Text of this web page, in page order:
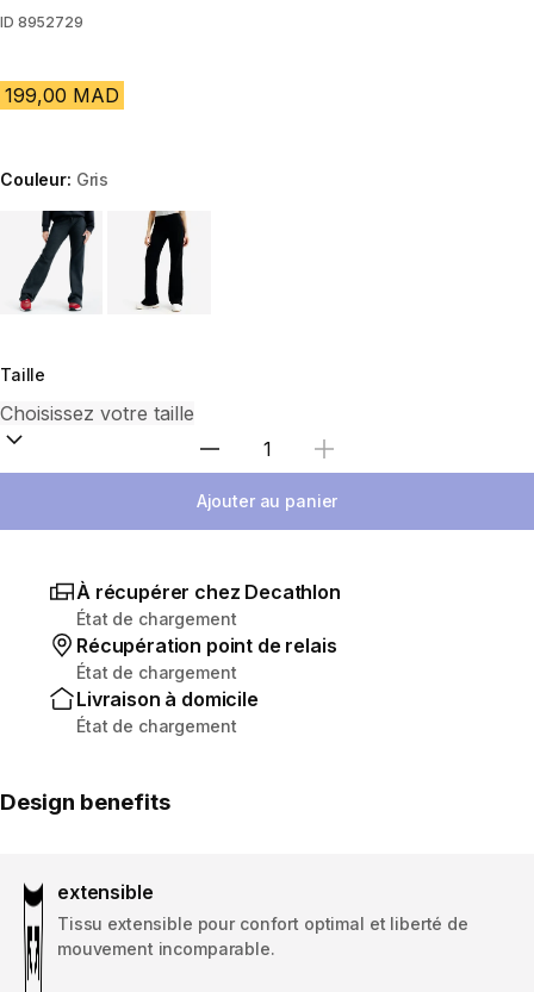
ID 8952729
199,00 MAD
Couleur: Gris
Choose a variant
Taille
Sélectionnez la quantité
Ajouter au panier
À récupérer chez Decathlon
État de chargement
Récupération point de relais
État de chargement
Livraison à domicile
État de chargement
Design benefits
extensible
Tissu extensible pour confort optimal et liberté de
mouvement incomparable.